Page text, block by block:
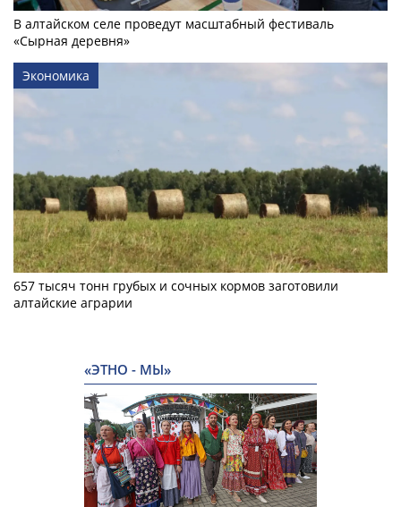
В алтайском селе проведут масштабный фестиваль
«Сырная деревня»
Экономика
657 тысяч тонн грубых и сочных кормов заготовили
алтайские аграрии
«ЭТНО - МЫ»